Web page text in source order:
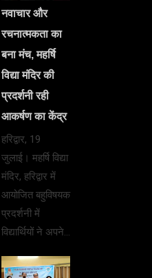
नवाचार और
रचनात्मकता का
बना मंच, महर्षि
विद्या मंदिर की
प्रदर्शनी रही
आकर्षण का केंद्र
हरिद्वार, 19
जुलाई। महर्षि विद्या
मंदिर, हरिद्वार में
आयोजित बहुविषयक
प्रदर्शनी में
विद्यार्थियों ने अपने…